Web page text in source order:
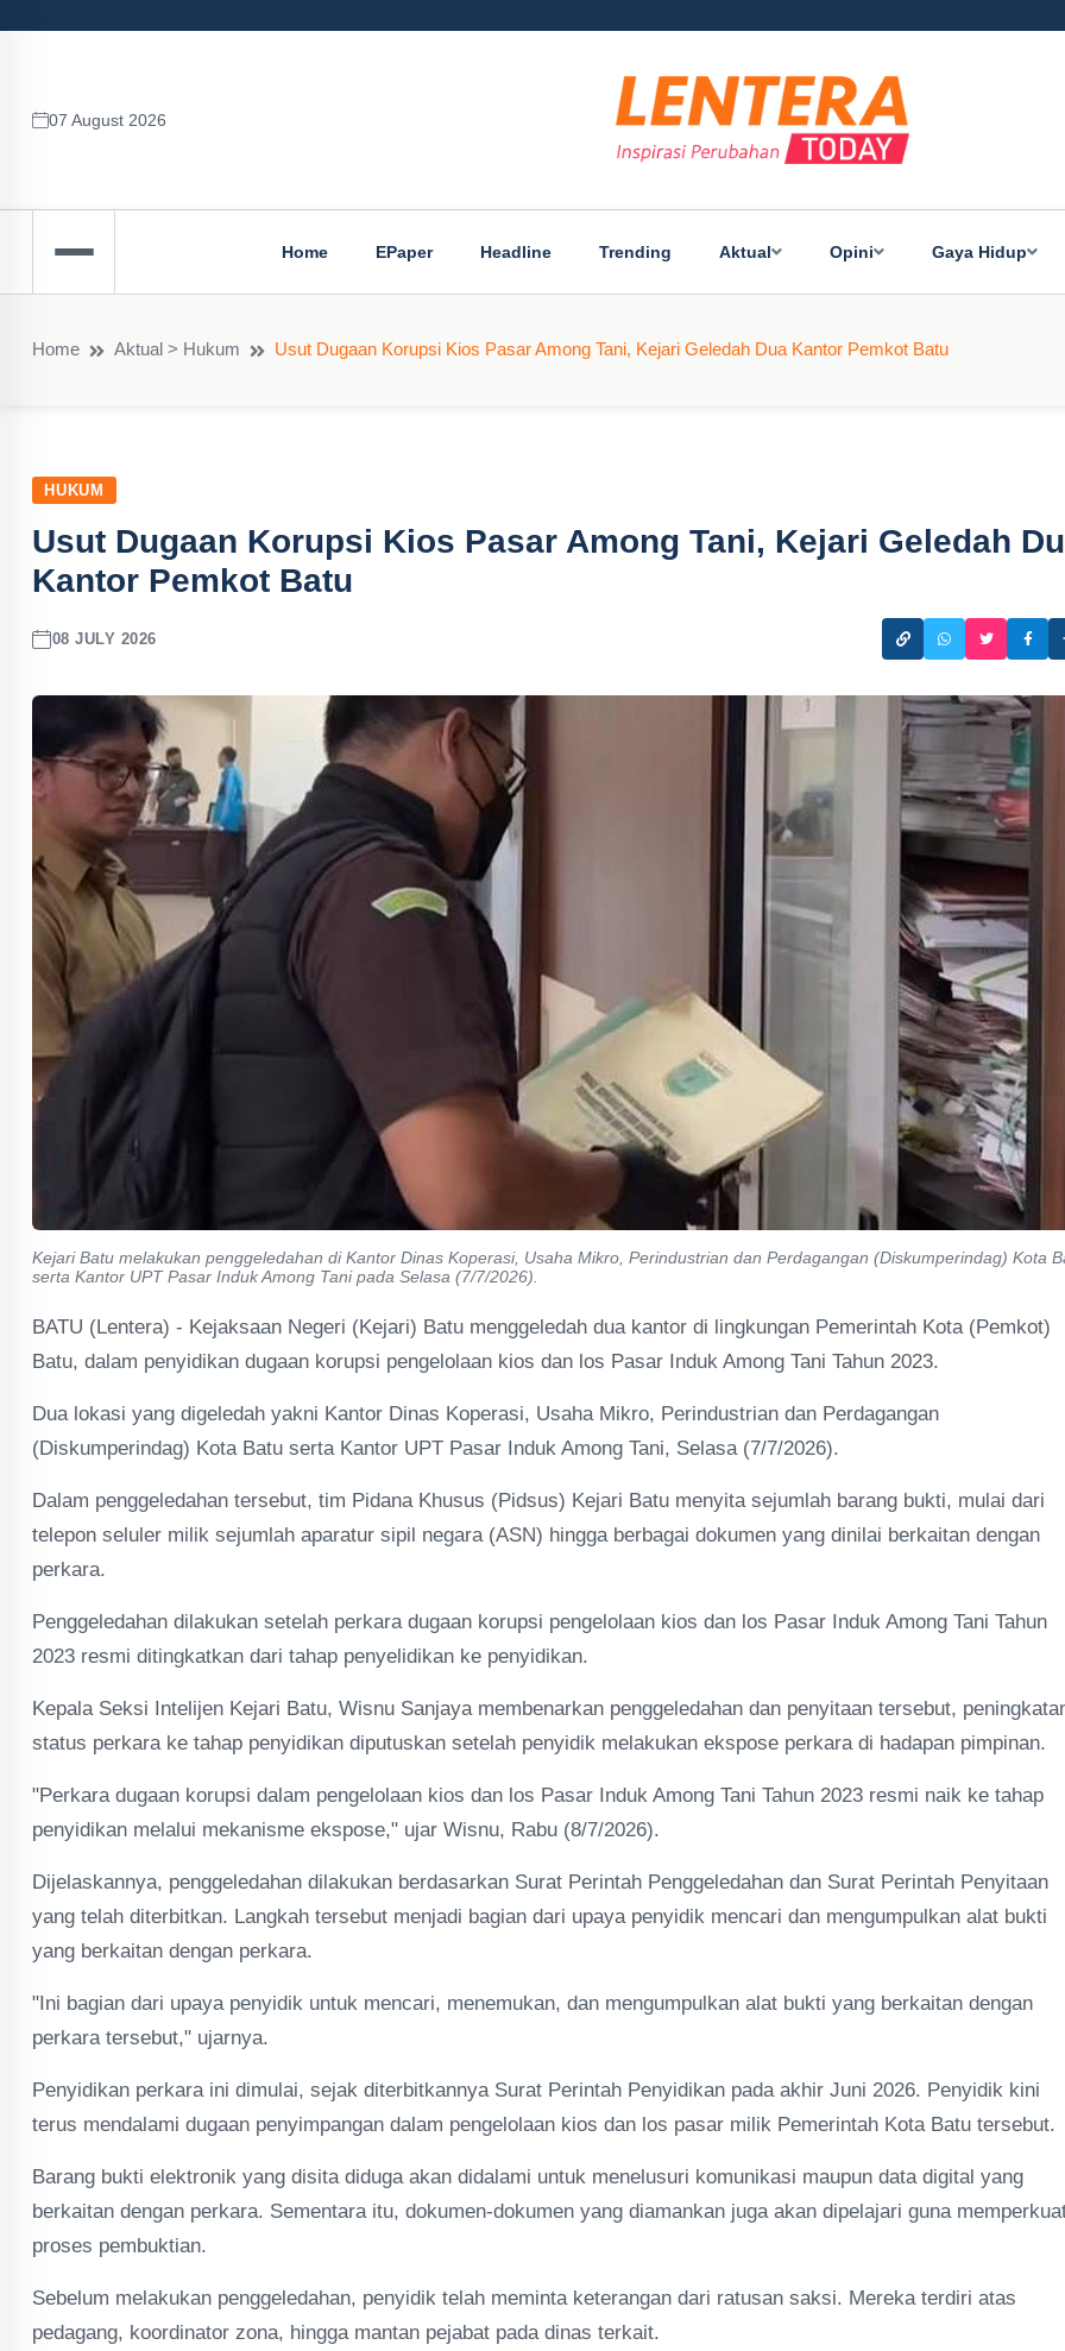
07 August 2026
Home EPaper Headline Trending Aktual Opini Gaya Hidup
Home Aktual > Hukum Usut Dugaan Korupsi Kios Pasar Among Tani, Kejari Geledah Dua Kantor Pemkot Batu
HUKUM
Usut Dugaan Korupsi Kios Pasar Among Tani, Kejari Geledah
Kantor Pemkot Batu
08 JULY 2026
Kejari Batu melakukan penggeledahan di Kantor Dinas Koperasi, Usaha Mikro, Perindustrian dan Perdagangan (Diskumperindag) Kota
serta Kantor UPT Pasar Induk Among Tani pada Selasa (7/7/2026).
BATU (Lentera) - Kejaksaan Negeri (Kejari) Batu menggeledah dua kantor di lingkungan Pemerintah Kota (Pemkot)
Batu, dalam penyidikan dugaan korupsi pengelolaan kios dan los Pasar Induk Among Tani Tahun 2023.
Dua lokasi yang digeledah yakni Kantor Dinas Koperasi, Usaha Mikro, Perindustrian dan Perdagangan
(Diskumperindag) Kota Batu serta Kantor UPT Pasar Induk Among Tani, Selasa (7/7/2026).
Dalam penggeledahan tersebut, tim Pidana Khusus (Pidsus) Kejari Batu menyita sejumlah barang bukti, mulai dari
telepon seluler milik sejumlah aparatur sipil negara (ASN) hingga berbagai dokumen yang dinilai berkaitan dengan
perkara.
Penggeledahan dilakukan setelah perkara dugaan korupsi pengelolaan kios dan los Pasar Induk Among Tani Tahun
2023 resmi ditingkatkan dari tahap penyelidikan ke penyidikan.
Kepala Seksi Intelijen Kejari Batu, Wisnu Sanjaya membenarkan penggeledahan dan penyitaan tersebut,
status perkara ke tahap penyidikan diputuskan setelah penyidik melakukan ekspose perkara di hadapan pimpinan.
"Perkara dugaan korupsi dalam pengelolaan kios dan los Pasar Induk Among Tani Tahun 2023 resmi naik ke tahap
penyidikan melalui mekanisme ekspose," ujar Wisnu, Rabu (8/7/2026).
Dijelaskannya, penggeledahan dilakukan berdasarkan Surat Perintah Penggeledahan dan Surat Perintah Penyitaan
yang telah diterbitkan. Langkah tersebut menjadi bagian dari upaya penyidik mencari dan mengumpulkan alat bukti
yang berkaitan dengan perkara.
"Ini bagian dari upaya penyidik untuk mencari, menemukan, dan mengumpulkan alat bukti yang berkaitan dengan
perkara tersebut," ujarnya.
Penyidikan perkara ini dimulai, sejak diterbitkannya Surat Perintah Penyidikan pada akhir Juni 2026. Penyidik kini
terus mendalami dugaan penyimpangan dalam pengelolaan kios dan los pasar milik Pemerintah Kota Batu tersebut.
Barang bukti elektronik yang disita diduga akan didalami untuk menelusuri komunikasi maupun data digital yang
berkaitan dengan perkara. Sementara itu, dokumen-dokumen yang diamankan juga akan dipelajari guna
proses pembuktian.
Sebelum melakukan penggeledahan, penyidik telah meminta keterangan dari ratusan saksi. Mereka terdiri atas
pedagang, koordinator zona, hingga mantan pejabat pada dinas terkait.